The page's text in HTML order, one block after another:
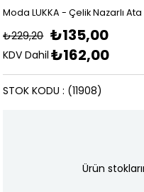
Moda LUKKA - Çelik Nazarlı
₺229,20 ₺135,00
KDV Dahil ₺162,00
(11908)
STOK KODU
Ürün